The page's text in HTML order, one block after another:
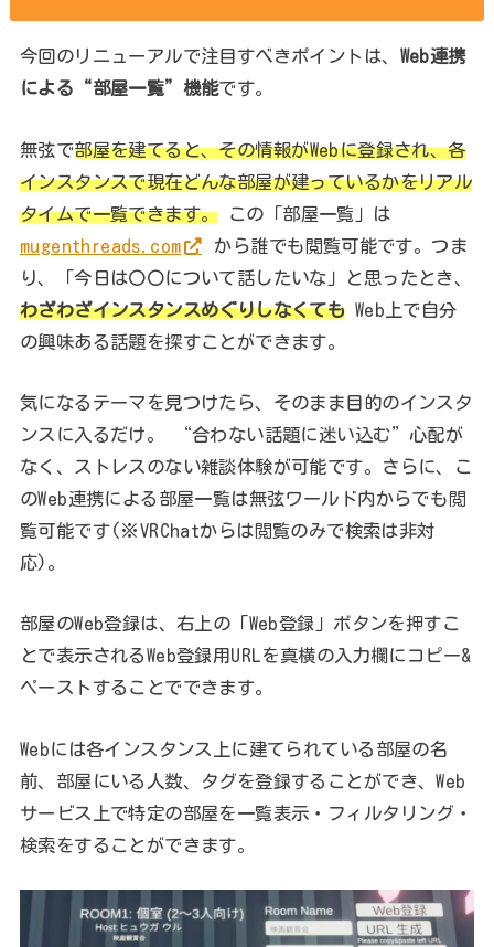
今回のリニューアルで注目すべきポイントは、 Web連携
による“部屋一覧”機能です。
無弦で部屋を建てると、その情報がWebに登録され、各
インスタンスで現在どんな部屋が建っているかをリアル
タイムで一覧できます。 この「部屋一覧」は
mugenthreads.com
から誰でも閲覧可能です。つま
り、「今日は〇〇について話したいな」と思ったとき、
わざわざインスタンスめぐりしなくても Web上で自分
の興味ある話題を探すことができます。
気になるテーマを見つけたら、そのまま目的のインスタ
ンスに入るだけ。 “合わない話題に迷い込む”心配が
なく、ストレスのない雑談体験が可能です。さらに、こ
のWeb連携による部屋一覧は無弦ワールド内からでも閲
覧可能です(※VRChatからは閲覧のみで検索は非対
応)。
部屋のWeb登録は、右上の「Web登録」ボタンを押すこ
とで表示されるWeb登録用URLを真横の入力欄にコピー&
ペーストすることでできます。
Webには各インスタンス上に建てられている部屋の名
前、部屋にいる人数、タグを登録することができ、Web
サービス上で特定の部屋を一覧表示・フィルタリング・
検索をすることができます。